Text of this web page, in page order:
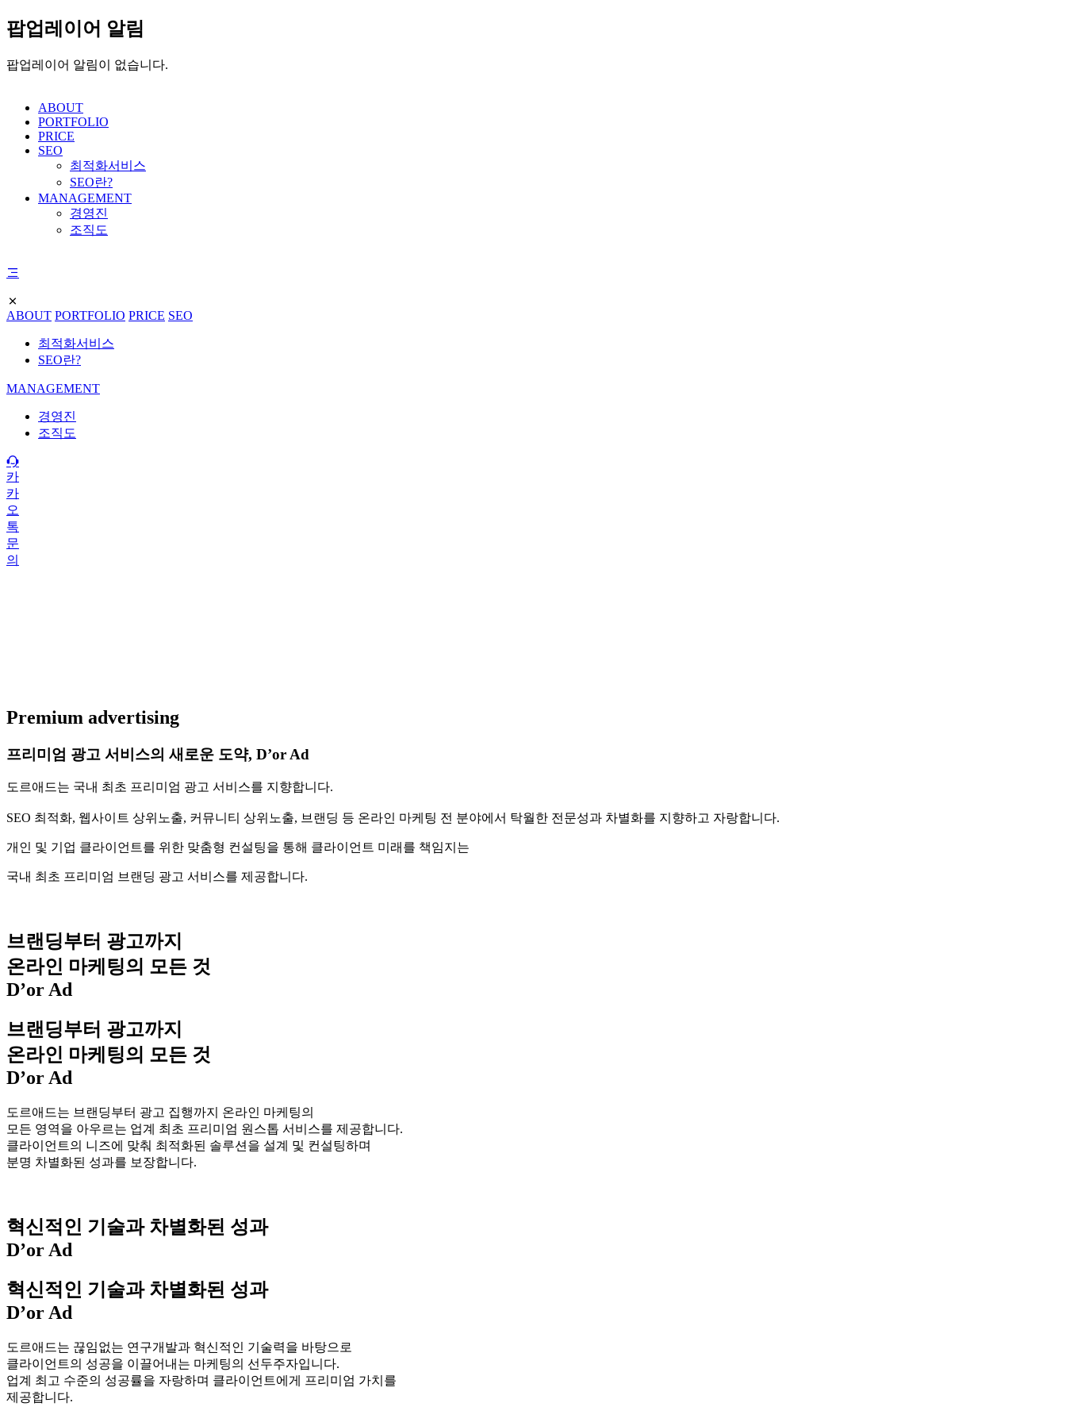
팝업레이어 알림
팝업레이어 알림이 없습니다.
ABOUT
PORTFOLIO
PRICE
SEO
최적화서비스
SEO란?
MANAGEMENT
경영진
조직도
ABOUT PORTFOLIO PRICE SEO
최적화서비스
SEO란?
MANAGEMENT
경영진
조직도
카
카
오
톡
문
의
Premium advertising
프리미엄 광고 서비스의 새로운 도약, D’or Ad
도르애드는 국내 최초 프리미엄 광고 서비스를 지향합니다.
SEO 최적화, 웹사이트 상위노출, 커뮤니티 상위노출, 브랜딩 등 온라인 마케팅 전 분야에서 탁월한 전문성과 차별화를 지향하고 자랑합니다.
개인 및 기업 클라이언트를 위한 맞춤형 컨설팅을 통해 클라이언트 미래를 책임지는
국내 최초 프리미엄 브랜딩 광고 서비스를 제공합니다.
브랜딩부터 광고까지
온라인 마케팅의 모든 것
D’or Ad
브랜딩부터 광고까지
온라인 마케팅의 모든 것
D’or Ad
도르애드는 브랜딩부터 광고 집행까지 온라인 마케팅의
모든 영역을 아우르는 업계 최초 프리미엄 원스톱 서비스를 제공합니다.
클라이언트의 니즈에 맞춰 최적화된 솔루션을 설계 및 컨설팅하며
분명 차별화된 성과를 보장합니다.
혁신적인 기술과 차별화된 성과
D’or Ad
혁신적인 기술과 차별화된 성과
D’or Ad
도르애드는 끊임없는 연구개발과 혁신적인 기술력을 바탕으로
클라이언트의 성공을 이끌어내는 마케팅의 선두주자입니다.
업계 최고 수준의 성공률을 자랑하며 클라이언트에게 프리미엄 가치를
제공합니다.